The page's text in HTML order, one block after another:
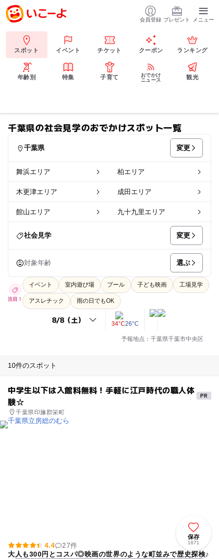
会員登録 プレゼント メニュー
スポット イベント チケット クーポン ランキング
年齢別 特集 子育て
おでかけ
ニュース
観光
千葉県の社会見学のおでかけスポット一覧
千葉県 変更
舞浜エリア 柏エリア
木更津エリア 成田エリア
館山エリア 九十九里エリア
社会見学 変更
対象年齢 選ぶ
注目！
イベント 室内遊び場 プール 子ども映画 工場見学
アスレチック 雨の日でもOK
34°C26°C
予報地点：千葉県千葉市中央区
10件のスポット
中学生以下は入館料無料！手軽に江戸時代の職人体
験☆
千葉県印旛郡栄町
保存
1671
4.4
27件
大人も300円とコスパ◎映画の世界のような町並みで歴史探検♪